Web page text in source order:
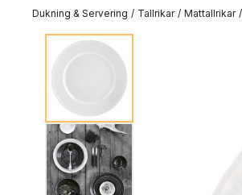
Dukning & Servering / Tallrikar / Mattallrikar /